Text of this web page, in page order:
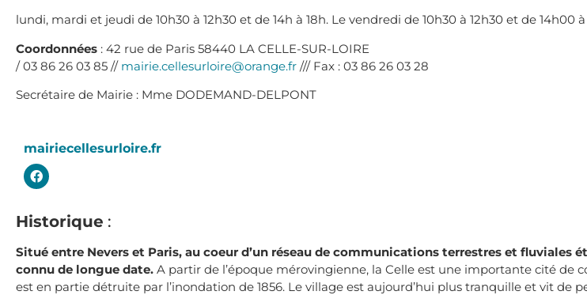
lundi, mardi et jeudi de 10h30 à 12h30 et de 14h à 18h. Le vendredi de 10h30 à 12h30 et de 14h00
Coordonnées : 42 rue de Paris 58440 LA CELLE-SUR-LOIRE
/ 03 86 26 03 85 // mairie.cellesurloire@orange.fr /// Fax : 03 86 26 03 28
Secrétaire de Mairie : Mme DODEMAND-DELPONT
mairiecellesurloire.fr
Historique :
Situé entre Nevers et Paris, au coeur d’un réseau de communications terrestres et fluviales
connu de longue date. A partir de l’époque mérovingienne, la Celle est une importante cité de
est en partie détruite par l’inondation de 1856. Le village est aujourd’hui plus tranquille et vit de